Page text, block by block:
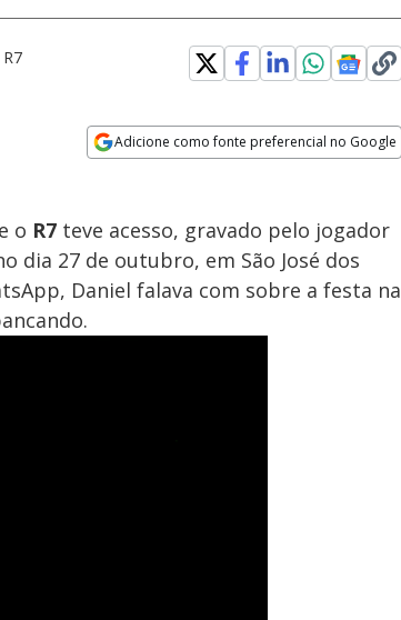
Adicione como fonte preferencial no Google
o R7 teve acesso, gravado pelo jogador
dia 27 de outubro, em São José dos
Daniel falava com sobre a festa na